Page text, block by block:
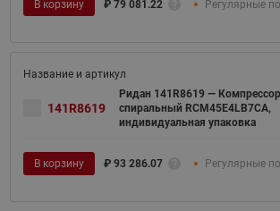
В корзину ₽ 79 081.22 Регулярные
141R8619
Ридан 141R8619 — Компрессор
спиральный RCM45E4LB7CA,
индивидуальная упаковка
В корзину ₽ 93 286.07 Регулярные